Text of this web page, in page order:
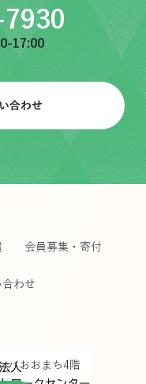
17:00
合わせ
会員募集・寄付
合わせ
バおおまち4階